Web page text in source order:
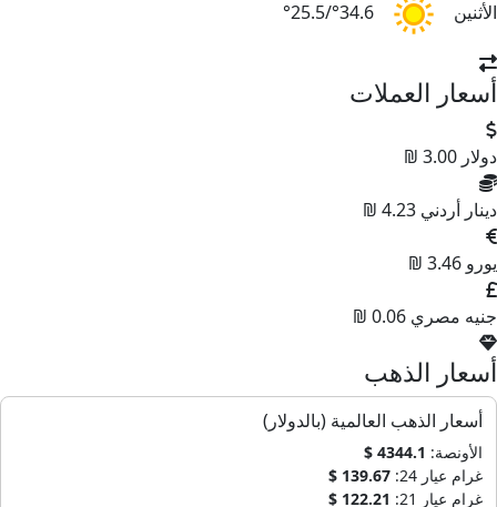
الأثنين 34.6°/25.5°
أسعار العملات
دولار 3.00 ₪
دينار أردني 4.23 ₪
يورو 3.46 ₪
جنيه مصري 0.06 ₪
أسعار الذهب
أسعار الذهب العالمية (بالدولار)
الأونصة: 4344.1 $
غرام عيار 24:
139.67 $
غرام عيار 21:
122.21 $